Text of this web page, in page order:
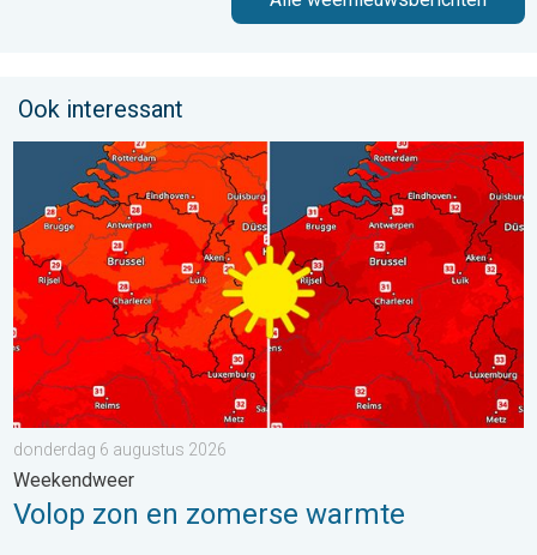
Ook interessant
Volop zon en zomerse warmte. Weekendweer. . . donderdag
donderdag 6 augustus 2026
Weekendweer
Volop zon en zomerse warmte